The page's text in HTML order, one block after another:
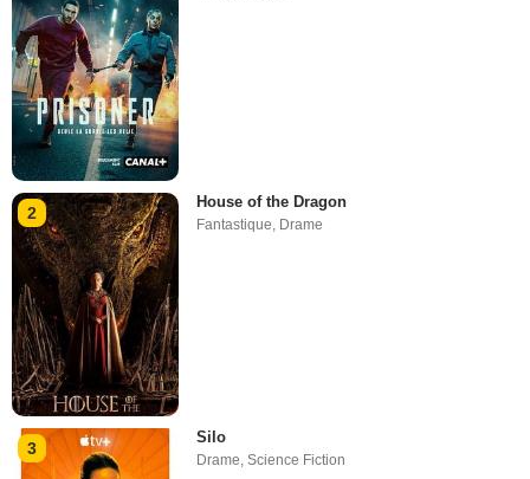
2
House of the Dragon
Fantastique, Drame
3
Silo
Drame ,Science Fiction